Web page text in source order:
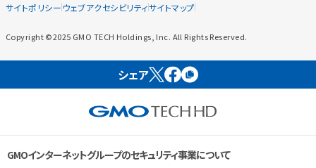
サイトポリシー ウェブアクセシビリティサイトマップ
Copyright ©2025 GMO TECH Holdings, Inc. All Rights Reserved.
シェア
GMOインターネットグループのセキュリティ事業について